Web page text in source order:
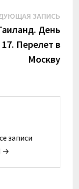
ЗАПИСЬ
День
17. Перелет в
Москву
записи
→